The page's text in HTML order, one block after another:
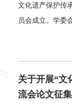
文化遗产保护传
员会成立。学委
兼任全国古籍
化研究。著有《
制度》《中国早
关于开展“文
流会论文征